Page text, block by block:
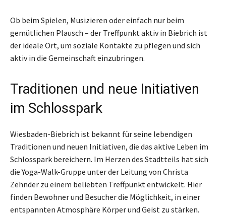
Ob beim Spielen, Musizieren oder einfach nur beim
gemütlichen Plausch – der Treffpunkt aktiv in Biebrich ist
der ideale Ort, um soziale Kontakte zu pflegen und sich
aktiv in die Gemeinschaft einzubringen.
Traditionen und neue Initiativen
im Schlosspark
Wiesbaden-Biebrich ist bekannt für seine lebendigen
Traditionen und neuen Initiativen, die das aktive Leben im
Schlosspark bereichern. Im Herzen des Stadtteils hat sich
die Yoga-Walk-Gruppe unter der Leitung von Christa
Zehnder zu einem beliebten Treffpunkt entwickelt. Hier
finden Bewohner und Besucher die Möglichkeit, in einer
entspannten Atmosphäre Körper und Geist zu stärken.